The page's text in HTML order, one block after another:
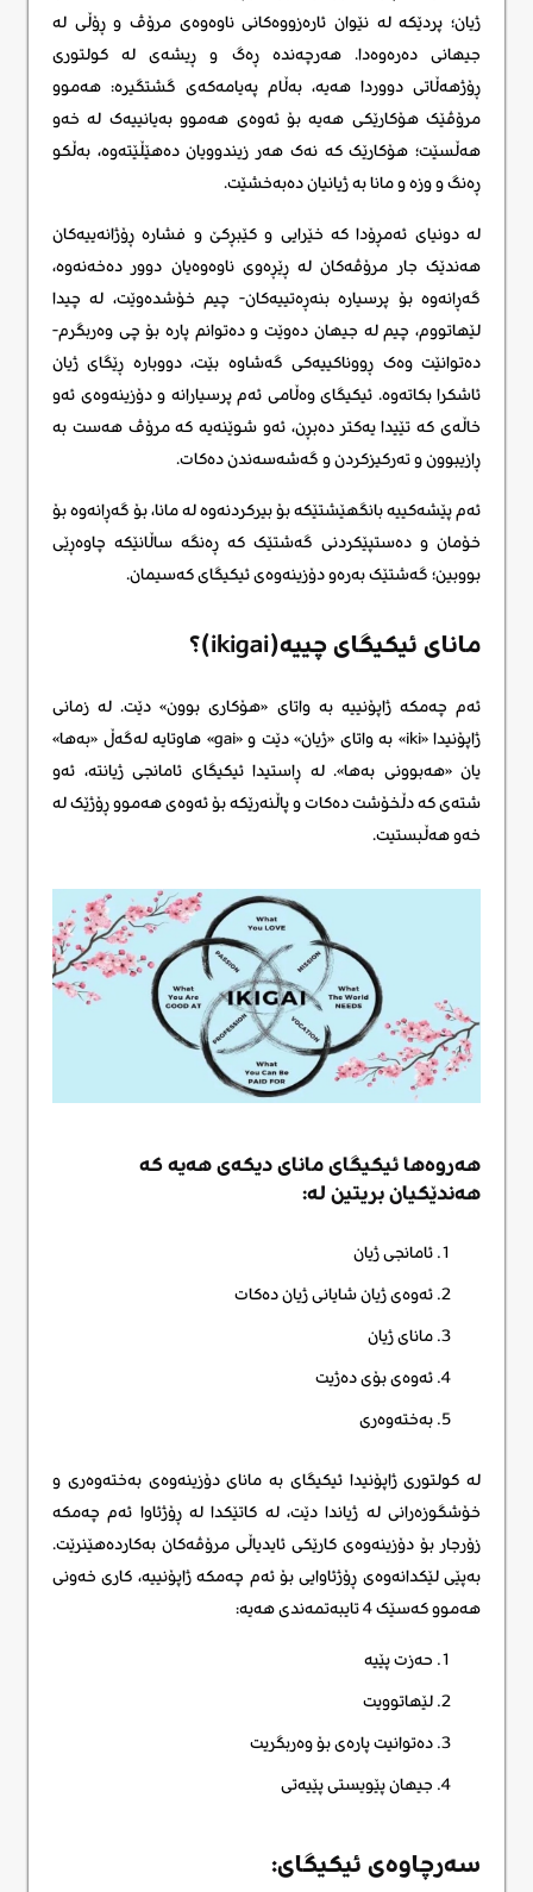
ژیان؛ پردێکە لە نێوان ئارەزووەکانی ناوەوەی مرۆڤ و ڕۆڵی لە
جیهانی دەرەوەدا. هەرچەندە ڕەگ و ڕیشەی لە کولتوری
ڕۆژهەڵاتی دووردا هەیە، بەڵام پەیامەکەی گشتگیرە: هەموو
مرۆڤێک هۆکارێکی هەیە بۆ ئەوەی هەموو بەیانییەک لە خەو
هەڵسێت؛ هۆکارێک کە نەک هەر زیندوویان دەهێڵێتەوە، بەڵکو
ڕەنگ و وزە و مانا بە ژیانیان دەبەخشێت.
لە دونیای ئەمڕۆدا کە خێرایی و کێبڕکێ و فشارە ڕۆژانەییەکان
هەندێک جار مرۆڤەکان لە ڕێڕەوی ناوەوەیان دوور دەخەنەوە،
گەڕانەوە بۆ پرسیارە بنەڕەتییەکان- چیم خۆشدەوێت، لە چیدا
لێهاتووم، چیم له جیهان دەوێت و دەتوانم پارە بۆ چی وەربگرم-
دەتوانێت وەک ڕووناکییەکی گەشاوە بێت، دووبارە ڕێگای ژیان
ئاشکرا بکاتەوە. ئیکیگای وەڵامی ئەم پرسیارانە و دۆزینەوەی ئەو
خاڵەی کە تێیدا یەکتر دەبڕن، ئەو شوێنەیە کە مرۆڤ هەست بە
ڕازیبوون و تەرکیزکردن و گەشەسەندن دەکات.
ئەم پێشەکییە بانگهێشتێکە بۆ بیرکردنەوە لە مانا، بۆ گەڕانەوە بۆ
خۆمان و دەستپێکردنی گەشتێک کە ڕەنگە ساڵانێکە چاوەڕێی
بووبین؛ گەشتێک بەرەو دۆزینەوەی ئیکیگای کەسیمان.
مانای ئیکیگای چییە(ikigai)؟
ئەم چەمکە ژاپۆنییە بە واتای «هۆکاری بوون» دێت. لە زمانی
ژاپۆنیدا «iki» بە واتای «ژیان» دێت و «gai» هاوتایە لەگەڵ «بەها»
یان «هەبوونی بەها». لە ڕاستیدا ئیکیگای ئامانجی ژیانتە، ئەو
شتەی کە دڵخۆشت دەکات و پاڵنەرێکە بۆ ئەوەی هەموو ڕۆژێک لە
خەو هەڵبستیت.
هەروەها ئیکیگای مانای دیکەی هەیە کە
هەندێکیان بریتین لە:
ئامانجی ژیان
ئەوەی ژیان شایانی ژیان دەکات
مانای ژیان
ئەوەی بۆی دەژیت
بەختەوەری
لە کولتوری ژاپۆنیدا ئیکیگای بە مانای دۆزینەوەی بەختەوەری و
خۆشگوزەرانی لە ژیاندا دێت، لە کاتێکدا لە ڕۆژئاوا ئەم چەمکە
زۆرجار بۆ دۆزینەوەی کارێکی ئایدیاڵی مرۆڤەکان بەکاردەهێنرێت.
بەپێی لێکدانەوەی ڕۆژئاوایی بۆ ئەم چەمکە ژاپۆنییە، کاری خەونی
هەموو کەسێک 4 تایبەتمەندی هەیە:
حەزت پێیە
لێهاتوویت
دەتوانیت پارەی بۆ وەربگریت
جیهان پێویستی پێیەتی
سەرچاوەی ئیکیگای: